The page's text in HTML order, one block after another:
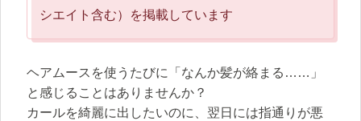
シエイト含む）を掲載しています
ヘアムースを使うたびに「なんか髪が絡まる……」
と感じることはありませんか？
カールを綺麗に出したいのに、翌日には指通りが悪